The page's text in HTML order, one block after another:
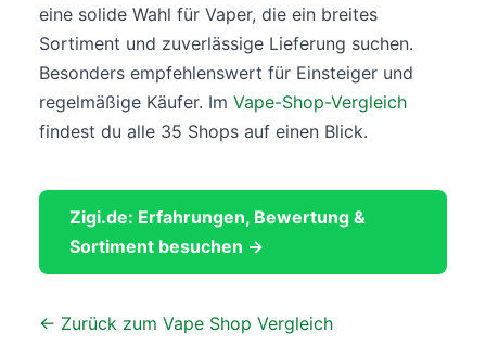
eine solide Wahl für Vaper, die ein breites
Sortiment und zuverlässige Lieferung suchen.
Besonders empfehlenswert für Einsteiger und
regelmäßige Käufer. Im Vape-Shop-Vergleich
findest du alle 35 Shops auf einen Blick.
Zigi.de: Erfahrungen, Bewertung &
Sortiment besuchen →
← Zurück zum Vape Shop Vergleich